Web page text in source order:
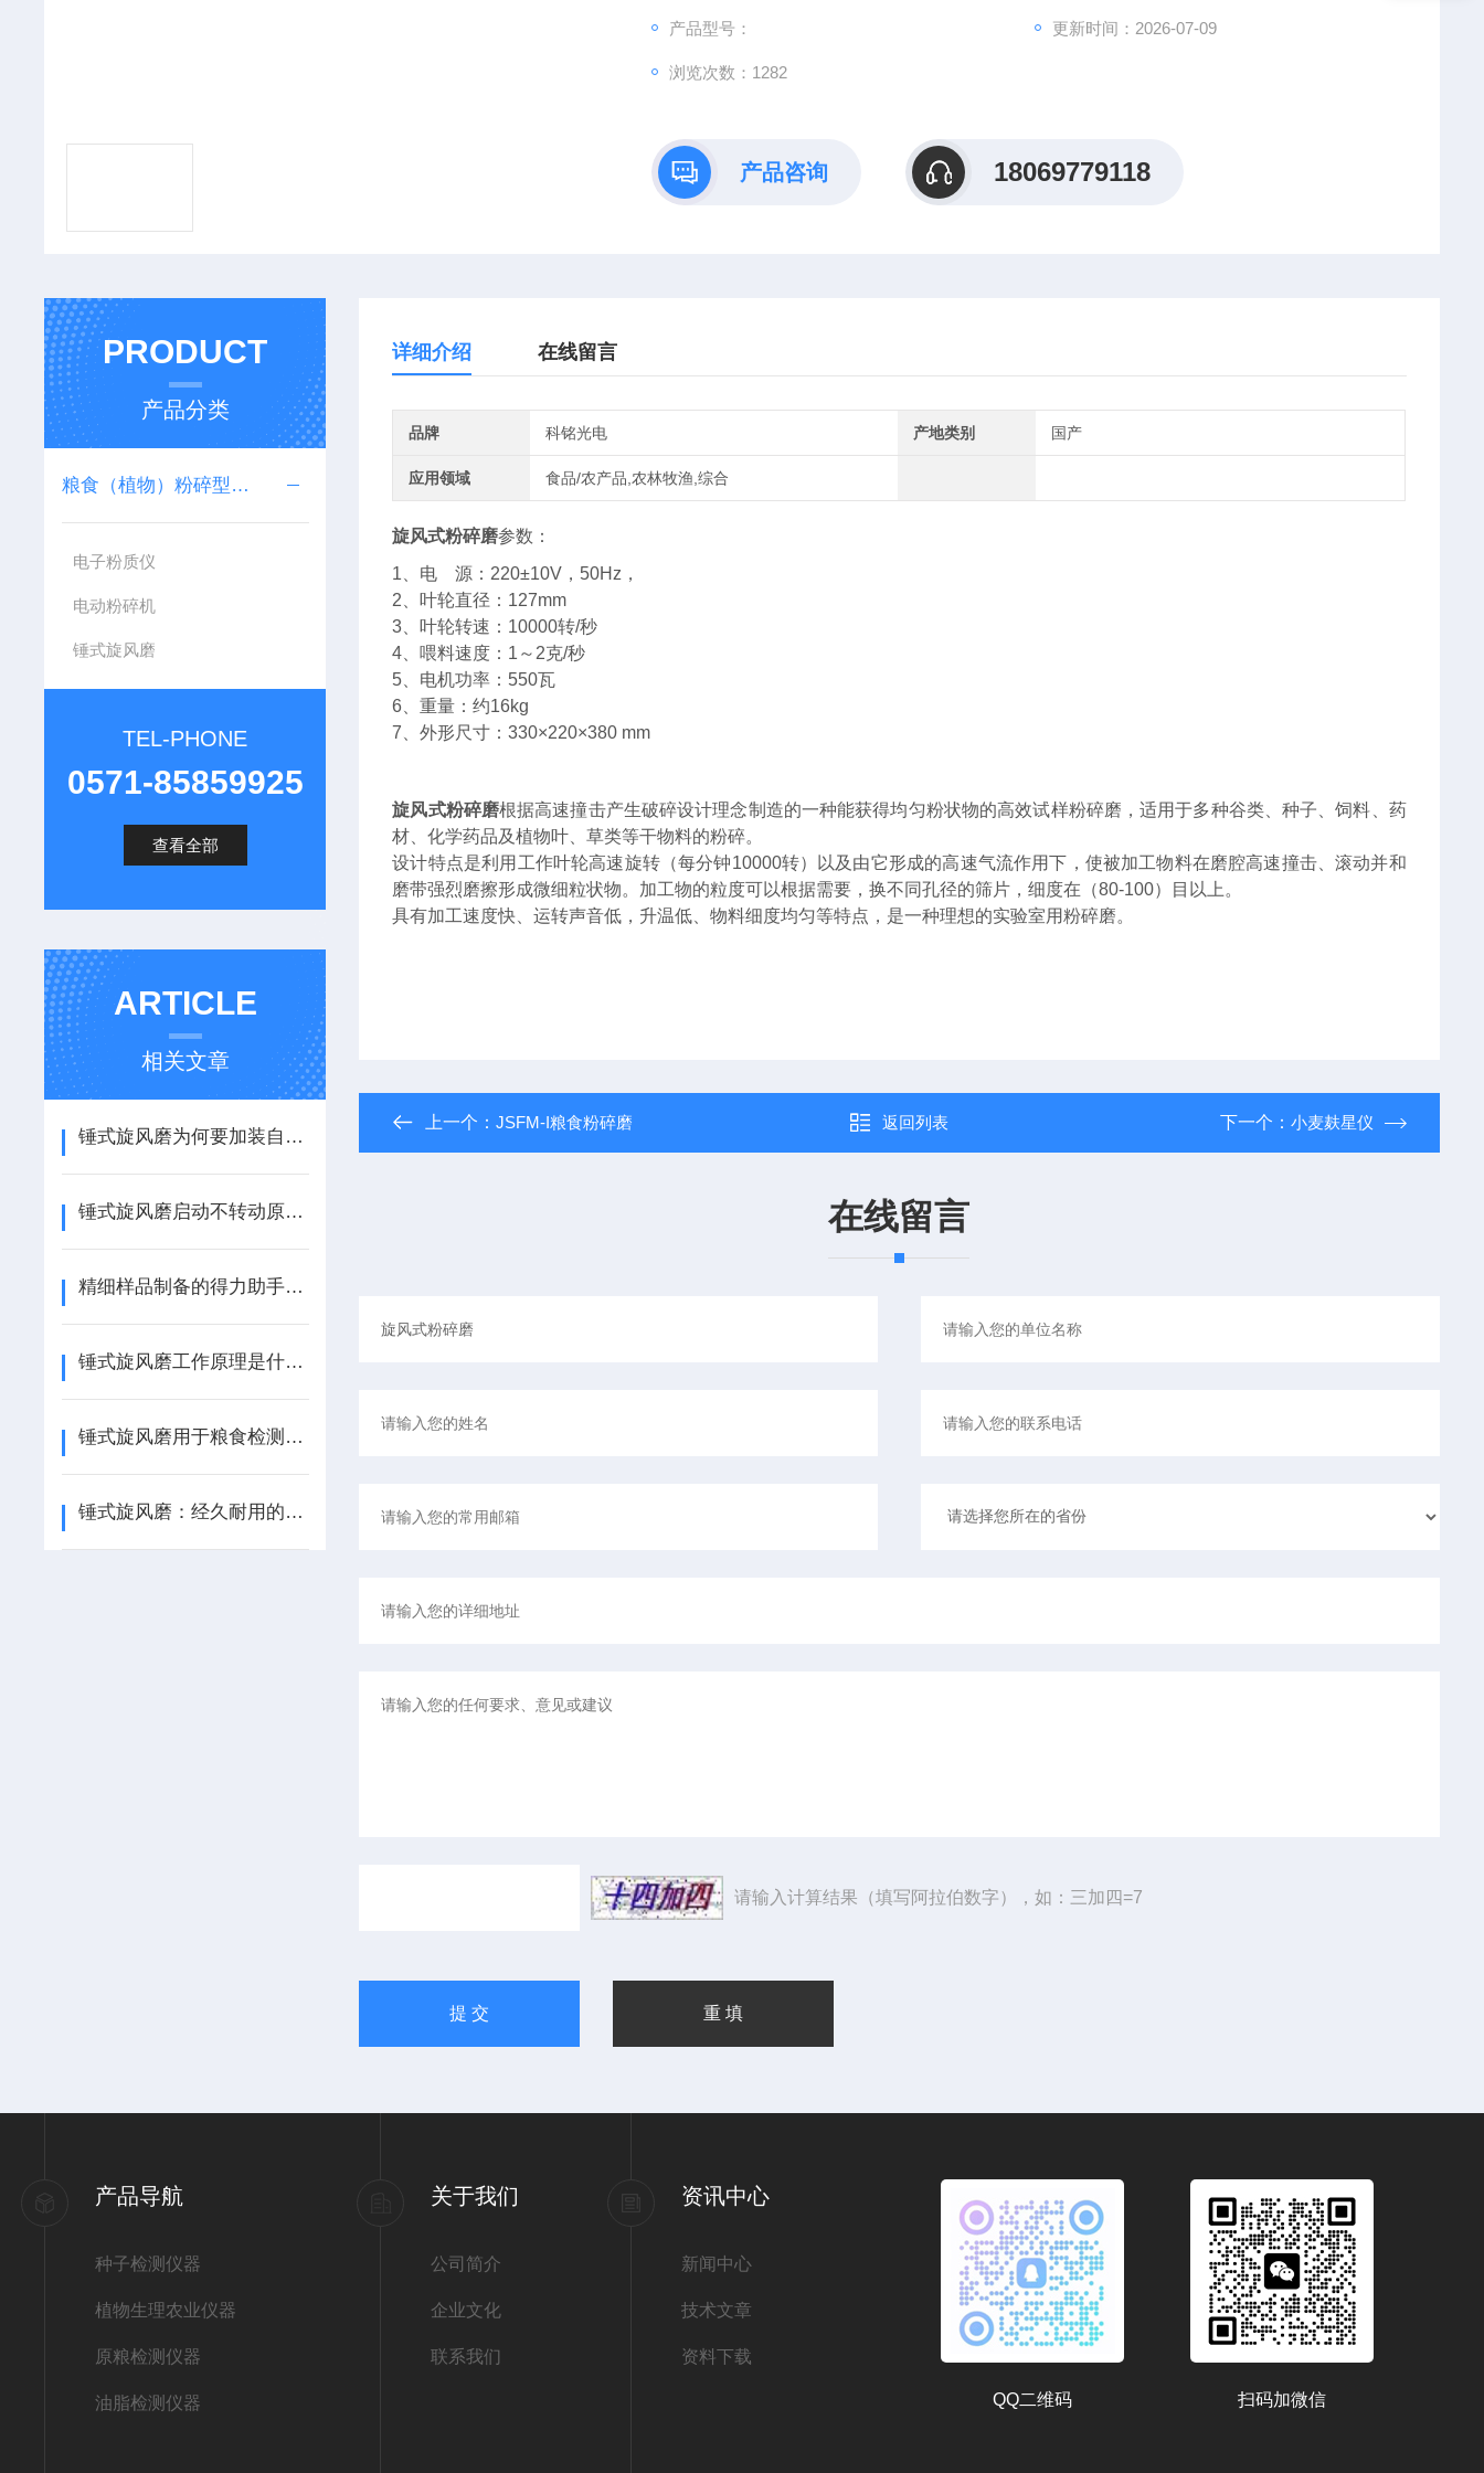
产品型号： 更新时间：2026-07-09
浏览次数：1282
产品咨询 18069779118
PRODUCT
产品分类
粮食（植物）粉碎型仪器
电子粉质仪
电动粉碎机
锤式旋风磨
TEL-PHONE
0571-85859925
查看全部
ARTICLE
相关文章
锤式旋风磨为何要加装自动喂料器？
锤式旋风磨启动不转动原因及解决方法
精细样品制备的得力助手：锤式旋风磨
锤式旋风磨工作原理是什么？
锤式旋风磨用于粮食检测样品所需细度
锤式旋风磨：经久耐用的粉碎设备
详细介绍 在线留言
品牌 科铭光电 产地类别 国产
应用领域 食品/农产品,农林牧渔,综合
旋风式粉碎磨参数：
1、 电 源：220±10V，50Hz，
2、叶轮直径：127mm
3、叶轮转速：10000转/秒
4、喂料速度：1～2克/秒
5、电机功率：550瓦
6、重量：约16kg
7、外形尺寸：330×220×380 mm
旋风式粉碎磨根据高速撞击产生破碎设计理念制造的一种能获得均匀粉状物的高效试样粉碎磨，适用于多种谷类、种子、饲料、药
材、化学药品及植物叶、草类等干物料的粉碎。
设计特点是利用工作叶轮高速旋转（每分钟10000转）以及由它形成的高速气流作用下，使被加工物料在磨腔高速撞击、滚动并和
磨带强烈磨擦形成微细粒状物。加工物的粒度可以根据需要，换不同孔径的筛片，细度在（80-100）目以上。
具有加工速度快、运转声音低，升温低、物料细度均匀等特点，是一种理想的实验室用粉碎磨。
上一个：JSFM-I粮食粉碎磨 返回列表 下一个： 小麦麸星仪
在线留言
请输入计算结果（填写阿拉伯数字），如：三加四=7
产品导航
种子检测仪器
植物生理农业仪器
原粮检测仪器
油脂检测仪器
关于我们
公司简介
企业文化
联系我们
资讯中心
新闻中心
技术文章
资料下载
扫码加微信
QQ二维码